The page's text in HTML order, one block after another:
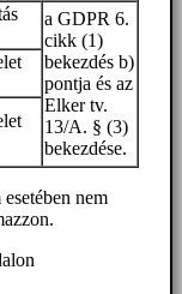
a GDPR 6.
cikk (1)
bekezdés b)
pontja és az
Elker tv.
13/A. § (3)
bekezdése.
nem